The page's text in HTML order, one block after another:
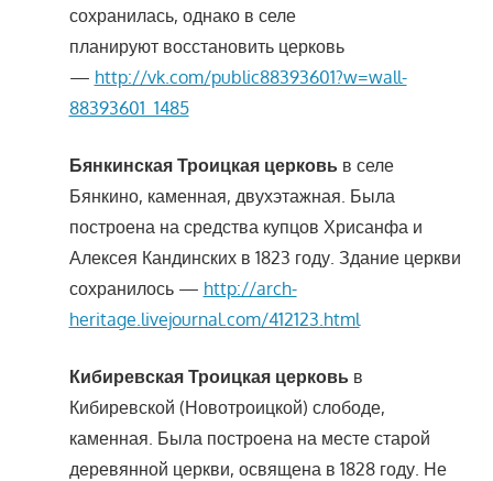
сохранилась, однако в селе
планируют восстановить церковь
— http://vk.com/public88393601?w=wall-
88393601_1485
Бянкинская Троицкая церковьв селе
Бянкино, каменная, двухэтажная. Была
построена на средства купцов Хрисанфа и
Алексея Кандинских в 1823 году. Здание церкви
сохранилось — http://arch-
heritage.livejournal.com/412123.html
Кибиревская Троицкая церковьв
Кибиревской (Новотроицкой) слободе,
каменная. Была построена на месте старой
деревянной церкви, освящена в 1828 году. Не